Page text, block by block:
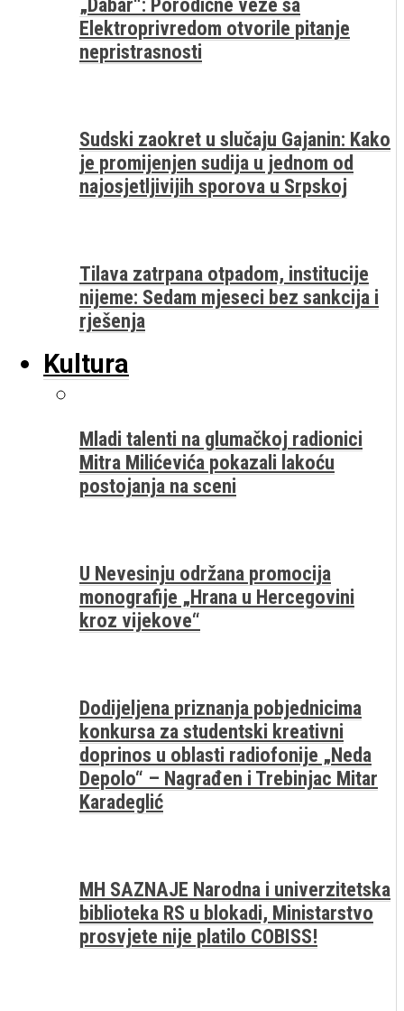
Elektroprivredom otvorile pitanje
nepristrasnosti
Sudski zaokret u slučaju Gajanin: Kako
je promijenjen sudija u jednom od
najosjetljivijih sporova u Srpskoj
Tilava zatrpana otpadom, institucije
nijeme: Sedam mjeseci bez sankcija i
rješenja
Kultura
Mladi talenti na glumačkoj radionici
Mitra Milićevića pokazali lakoću
postojanja na sceni
U Nevesinju održana promocija
monografije „Hrana u Hercegovini
kroz vijekove“
Dodijeljena priznanja pobjednicima
konkursa za studentski kreativni
doprinos u oblasti radiofonije „Neda
Depolo“ – Nagrađen i Trebinjac Mitar
Karadeglić
MH SAZNAJE Narodna i univerzitetska
biblioteka RS u blokadi, Ministarstvo
prosvjete nije platilo COBISS!